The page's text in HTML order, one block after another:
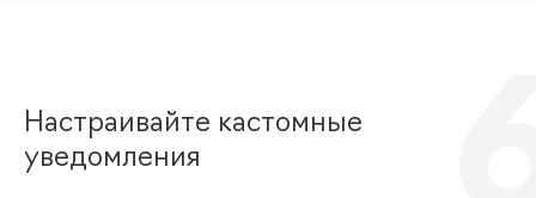
Настраивайте кастомные
уведомления